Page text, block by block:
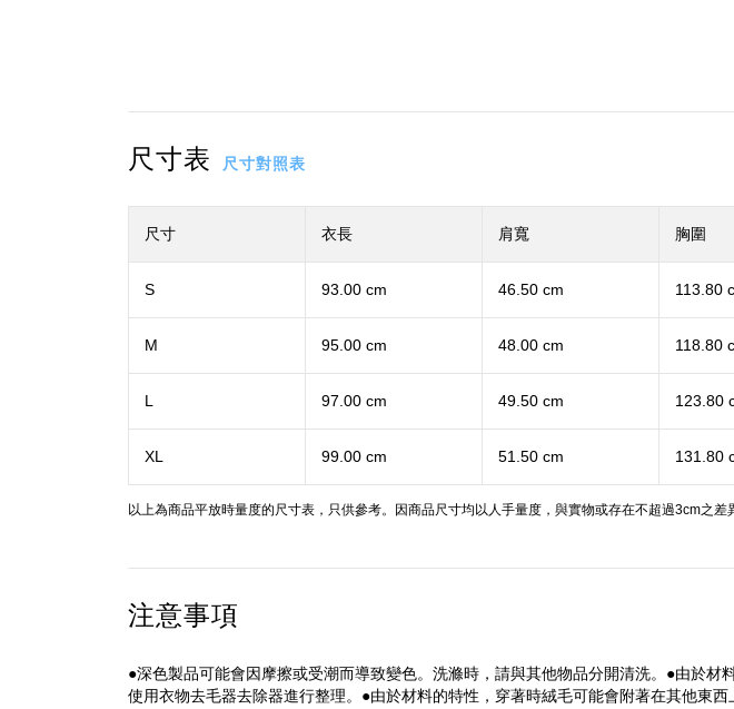
尺寸表 尺寸對照表
尺寸 衣長 肩寬 胸圍
S 93.00 cm 46.50 cm 113.80
M 95.00 cm 48.00 cm 118.80
L 97.00 cm 49.50 cm 123.80
XL 99.00 cm 51.50 cm 131.80
以上為商品平放時量度的尺寸表，只供參考。因商品尺寸均以人手量度，與實物或存在不超過3cm之差
注意事項
●深色製品可能會因摩擦或受潮而導致變色。洗滌時，請與其他物品分開清洗。●由於
使用衣物去毛器去除器進行整理。●由於材料的特性，穿著時絨毛可能會附著在其他東